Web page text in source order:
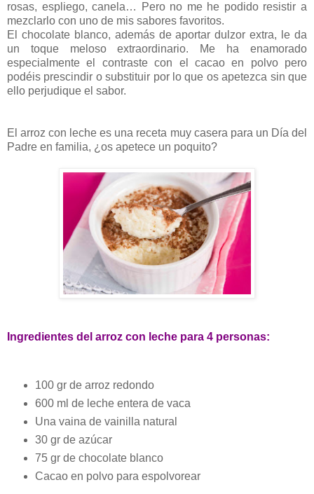
rosas, espliego, canela… Pero no me he podido resistir a
mezclarlo con uno de mis sabores favoritos.
El chocolate blanco, además de aportar dulzor extra, le da
un toque meloso extraordinario. Me ha enamorado
especialmente el contraste con el cacao en polvo pero
podéis prescindir o substituir por lo que os apetezca sin que
ello perjudique el sabor.
El arroz con leche es una receta muy casera para un Día del
Padre en familia, ¿os apetece un poquito?
Ingredientes del arroz con leche para 4 personas:
100 gr de arroz redondo
600 ml de leche entera de vaca
Una vaina de vainilla natural
30 gr de azúcar
75 gr de chocolate blanco
Cacao en polvo para espolvorear